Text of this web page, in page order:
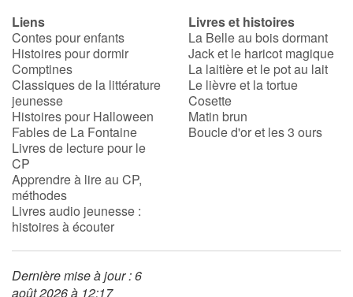
Liens
Contes pour enfants
Histoires pour dormir
Comptines
Classiques de la littérature
jeunesse
Histoires pour Halloween
Fables de La Fontaine
Livres de lecture pour le
CP
Apprendre à lire au CP,
méthodes
Livres audio jeunesse :
histoires à écouter
Livres et histoires
La Belle au bois dormant
Jack et le haricot magique
La laitière et le pot au lait
Le lièvre et la tortue
Cosette
Matin brun
Boucle d'or et les 3 ours
Dernière mise à jour : 6
août 2026 à 12:17